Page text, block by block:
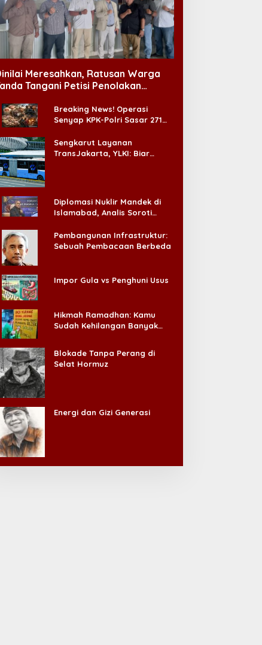
Meresahkan, Ratusan Warga
Tangani Petisi Penolakan
Breaking News! Operasi
Senyap KPK-Polri Sasar 271
Ada ‘Badai Pemeriksaan’
Sengkarut Layanan
TransJakarta, YLKI: Biar
Diplomasi Nuklir Mandek di
Islamabad, Analis Soroti
Pembangunan Infrastruktur:
Sebuah Pembacaan Berbeda
Impor Gula vs Penghuni Usus
Hikmah Ramadhan: Kamu
Sudah Kehilangan Banyak
Blokade Tanpa Perang di
Selat Hormuz
Energi dan Gizi Generasi